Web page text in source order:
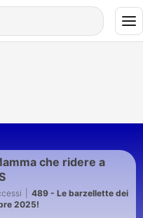
che ridere a
489 - Le barzellette dei
2025!